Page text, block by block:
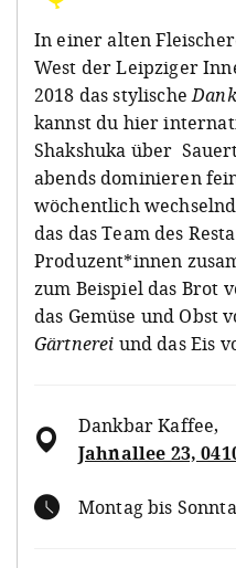
In einer alten
West der Leipziger
2018 das stylische
kannst du hier
Shakshuka über
abends dominieren
wöchentlich
das das Team des
Produzent*innen
zum Beispiel das Brot
das Gemüse und Obst
Gärtnerei und das Eis
Dankbar Kaffee,
Jahnallee 23,
Montag bis